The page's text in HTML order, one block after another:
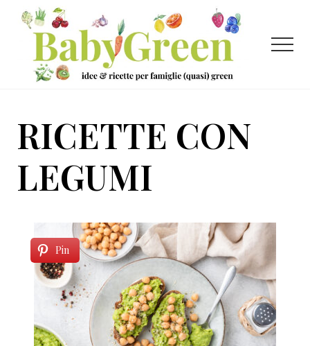
Menu
Passa
contenuto
principale
Passa
ricette
per
famiglie
Menu
RICETTE CON
LEGUMI
Pin